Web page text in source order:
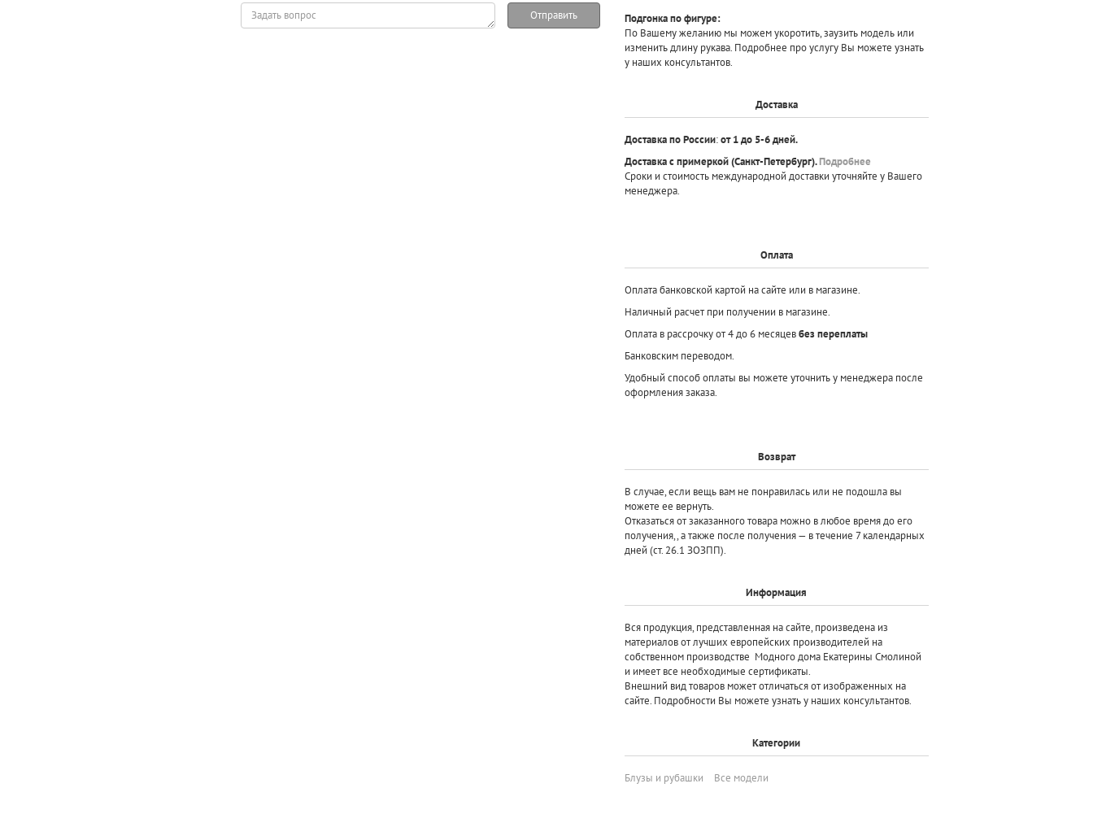
Задать
вопрос
Отправить
Подгонка по фигуре:
По Вашему желанию мы можем укоротить, заузить модель или
изменить длину рукава. Подробнее про услугу Вы можете узнать
у наших консультантов.
Доставка
Доставка по России:от 1 до 5-6 дней.
Доставка с примеркой(Санкт-Петербург).Подробнее
Сроки и стоимость международной доставки уточняйте у Вашего
менеджера.
Оплата
Оплата банковской картой на сайте или в магазине.
Наличный расчет при получении в магазине.
Оплата в рассрочку от 4 до 6 месяцевбез переплаты
Банковским переводом.
Удобный способ оплаты вы можете уточнить у менеджера после
оформления заказа.
Возврат
В случае, если вещь вам не понравилась или не подошла вы
можете ее вернуть.
Отказаться от заказанного товара можно в любое время до его
получения,, а также после получения — в течение 7 календарных
дней (ст. 26.1 ЗОЗПП).
Информация
Вся продукция, представленная на сайте, произведена из
материалов от лучших европейских производителей на
собственном производстве Модного дома Екатерины Смолиной
и имеет все необходимые сертификаты.
Внешний вид товаров может отличаться от изображенных на
сайте. Подробности Вы можете узнать у наших консультантов.
Категории
Блузы и рубашки Все модели